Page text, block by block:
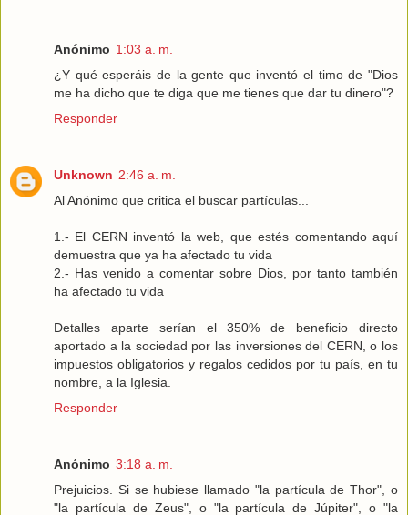
Anónimo 1:03 a. m.
¿Y qué esperáis de la gente que inventó el timo de "Dios
me ha dicho que te diga que me tienes que dar tu dinero"?
Responder
Unknown 2:46 a. m.
Al Anónimo que critica el buscar partículas...
1.- El CERN inventó la web, que estés comentando aquí
demuestra que ya ha afectado tu vida
2.- Has venido a comentar sobre Dios, por tanto también
ha afectado tu vida
Detalles aparte serían el 350% de beneficio directo
aportado a la sociedad por las inversiones del CERN, o los
impuestos obligatorios y regalos cedidos por tu país, en tu
nombre, a la Iglesia.
Responder
Anónimo 3:18 a. m.
Prejuicios. Si se hubiese llamado "la partícula de Thor", o
"la partícula de Zeus", o "la partícula de Júpiter", o "la